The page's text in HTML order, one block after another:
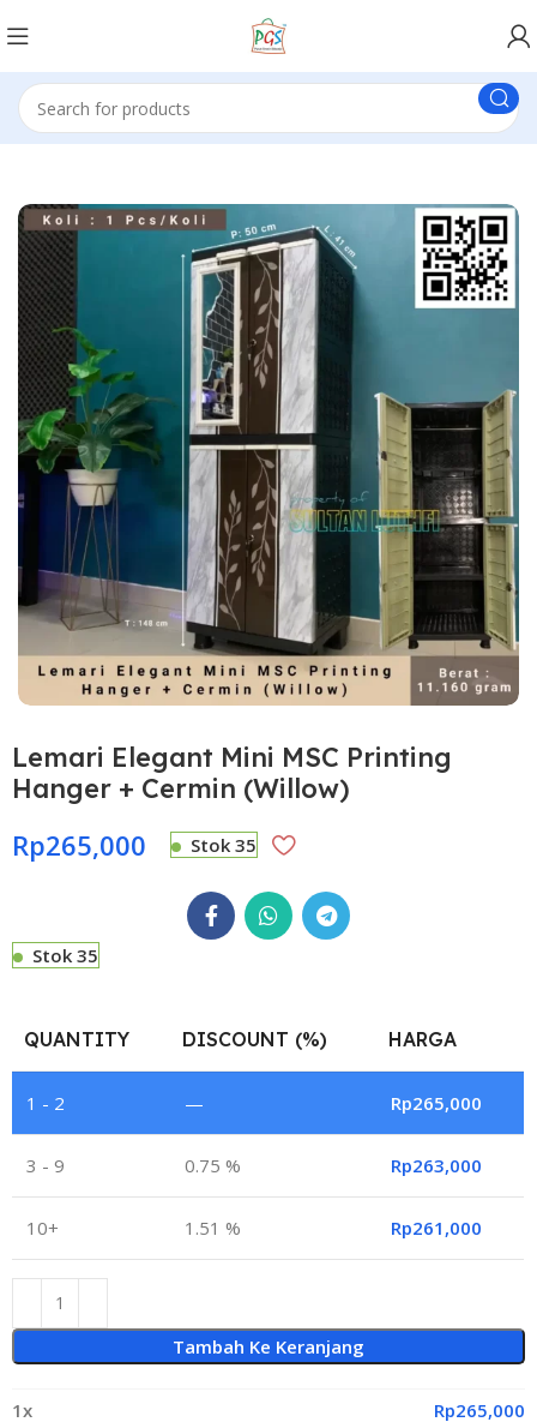
Lemari Elegant Mini MSC Printing
Hanger + Cermin (Willow)
Rp265,000 Stok 35
Stok 35
QUANTITY DISCOUNT (%) HARGA
1 - 2 — Rp265,000
3 - 9 0.75 % Rp263,000
10+ 1.51 % Rp261,000
Tambah Ke Keranjang
1x Rp265,000